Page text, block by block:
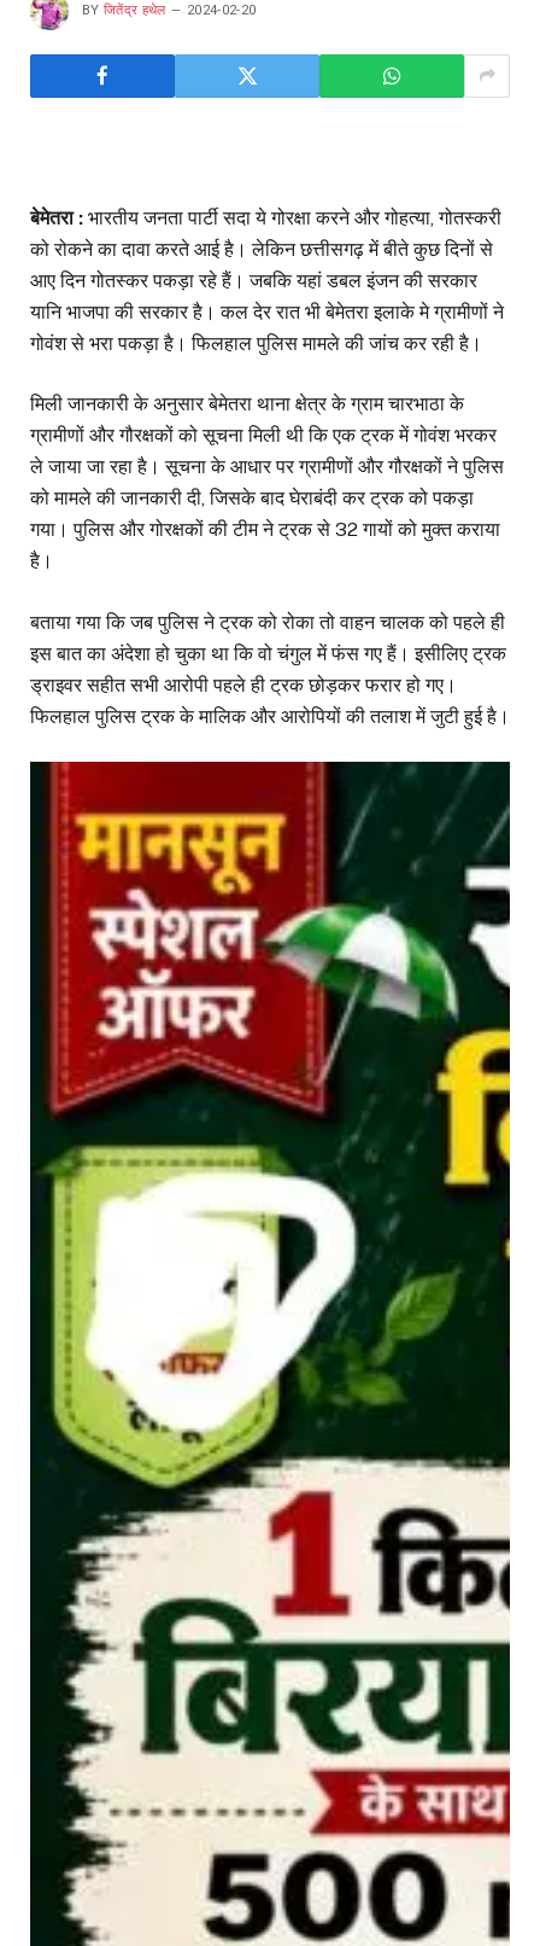
BY जितेंद्र हथेल 2024-02-20
बेमेतरा : भारतीय जनता पार्टी सदा ये गोरक्षा करने और गोहत्या, गोतस्करी
को रोकने का दावा करते आई है। लेकिन छत्तीसगढ़ में बीते कुछ दिनों से
आए दिन गोतस्कर पकड़ा रहे हैं। जबकि यहां डबल इंजन की सरकार
यानि भाजपा की सरकार है। कल देर रात भी बेमेतरा इलाके मे ग्रामीणों ने
गोवंश से भरा पकड़ा है। फिलहाल पुलिस मामले की जांच कर रही है।
मिली जानकारी के अनुसार बेमेतरा थाना क्षेत्र के ग्राम चारभाठा के
ग्रामीणों और गौरक्षकों को सूचना मिली थी कि एक ट्रक में गोवंश भरकर
ले जाया जा रहा है। सूचना के आधार पर ग्रामीणों और गौरक्षकों ने पुलिस
को मामले की जानकारी दी, जिसके बाद घेराबंदी कर ट्रक को पकड़ा
गया। पुलिस और गोरक्षकों की टीम ने ट्रक से 32 गायों को मुक्त कराया
है।
बताया गया कि जब पुलिस ने ट्रक को रोका तो वाहन चालक को पहले ही
इस बात का अंदेशा हो चुका था कि वो चंगुल में फंस गए हैं। इसीलिए ट्रक
ड्राइवर सहीत सभी आरोपी पहले ही ट्रक छोड़कर फरार हो गए।
फिलहाल पुलिस ट्रक के मालिक और आरोपियों की तलाश में जुटी हुई है।